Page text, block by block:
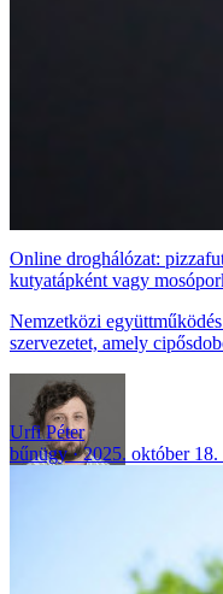
Online droghálózat:
kutyatápként vagy
Nemzetközi
szervezetet, amely
Urfi Péter
bűnügy
2025. október 18.